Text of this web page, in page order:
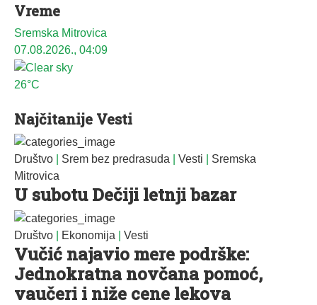
Vreme
Sremska Mitrovica
07.08.2026., 04:09
26°C
Najčitanije Vesti
Društvo Srem bez predrasuda Vesti
Sremska
Mitrovica
U subotu Dečiji letnji bazar
Društvo Ekonomija Vesti
Vučić najavio mere podrške:
Jednokratna novčana pomoć,
vaučeri i niže cene lekova